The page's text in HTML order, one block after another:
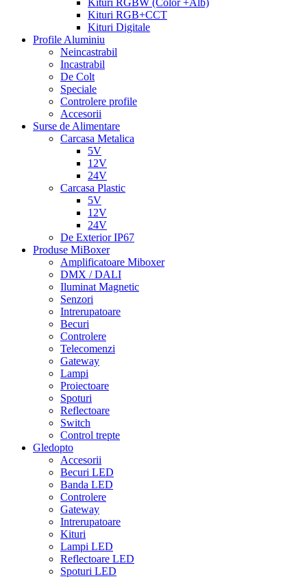
Kituri RGBW (Color +Alb)
Kituri RGB+CCT
Kituri Digitale
Profile Aluminiu
Neincastrabil
Incastrabil
De Colt
Speciale
Controlere profile
Accesorii
Surse de Alimentare
Carcasa Metalica
5V
12V
24V
Carcasa Plastic
5V
12V
24V
De Exterior IP67
Produse MiBoxer
Amplificatoare Miboxer
DMX / DALI
Iluminat Magnetic
Senzori
Intrerupatoare
Becuri
Controlere
Telecomenzi
Gateway
Lampi
Proiectoare
Spoturi
Reflectoare
Switch
Control trepte
Gledopto
Accesorii
Becuri LED
Banda LED
Controlere
Gateway
Intrerupatoare
Kituri
Lampi LED
Reflectoare LED
Spoturi LED